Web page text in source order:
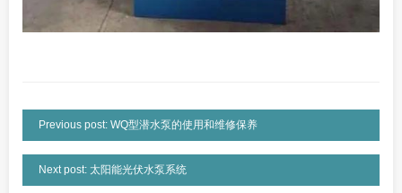
Previous post: WQ型潜水泵的使用和维修保养
Next post: 太阳能光伏水泵系统